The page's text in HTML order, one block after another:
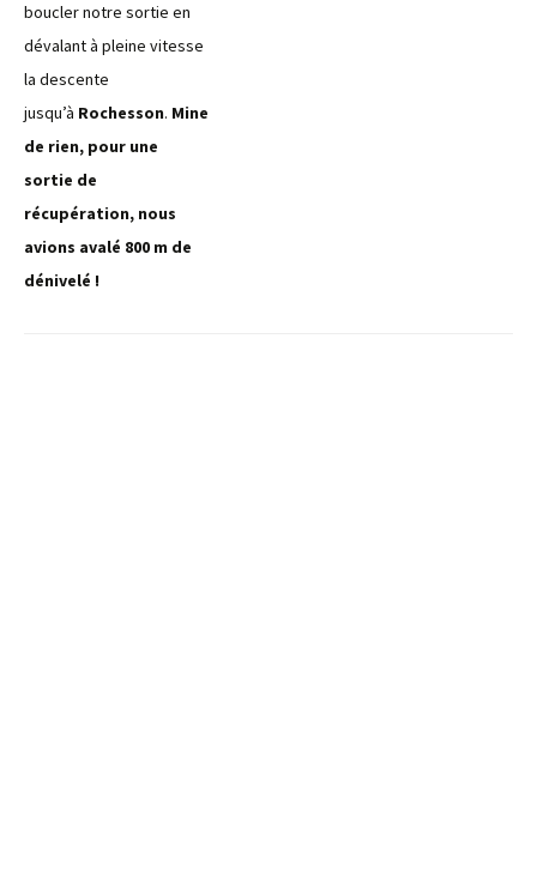
boucler notre sortie en
dévalant à pleine vitesse
la descente
jusqu’à Rochesson. Mine
de rien, pour une
sortie de
récupération, nous
avions avalé 800 m de
dénivelé !